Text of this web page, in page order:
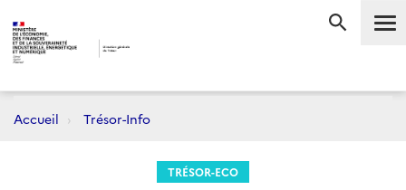
Accueil Trésor-Info
TRÉSOR-ECO